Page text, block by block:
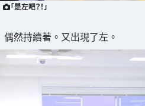
「是左吧？！」
偶然持續著。又出現了左。